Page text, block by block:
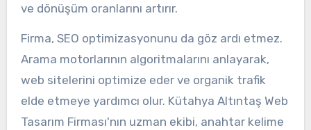
ve dönüşüm oranlarını artırır.
Firma, SEO optimizasyonunu da göz ardı etmez.
Arama motorlarının algoritmalarını anlayarak,
web sitelerini optimize eder ve organik trafik
elde etmeye yardımcı olur. Kütahya Altıntaş Web
Tasarım Firması'nın uzman ekibi, anahtar kelime